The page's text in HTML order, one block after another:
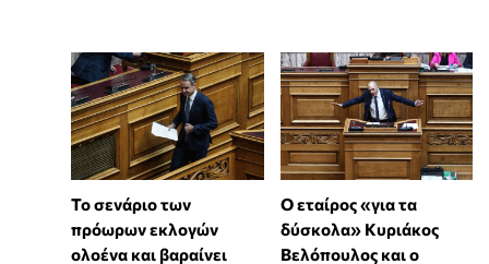
Το σενάριο των
πρόωρων εκλογών
ολοένα και βαραίνει
Ο εταίρος «για τα
δύσκολα» Κυριάκος
Βελόπουλος και ο